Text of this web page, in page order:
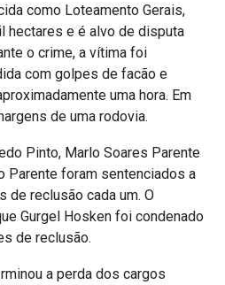
como Loteamento Gerais,
hectares e é alvo de disputa
o crime, a vítima foi
com golpes de facão e
uma hora. Em
de uma rodovia.
Pinto, Marlo Soares Parente
Parente foram sentenciados a
de reclusão cada um. O
Gurgel Hosken foi condenado
de reclusão.
a perda dos cargos